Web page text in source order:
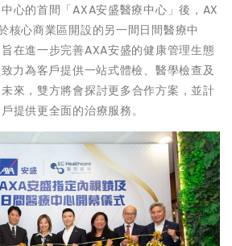
心的首間「AXA安盛醫療中心」後，AX
核心商業區開設的另一間日間醫療中
在進一步完善AXA安盛的健康管理生態
力為客戶提供一站式體檢、醫學檢查及
來，雙方將會探討更多合作方案，並計
提供更全面的治療服務。